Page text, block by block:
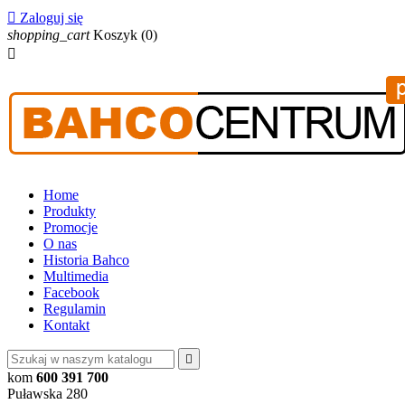
 Zaloguj się
shopping_cart Koszyk (0)

Home
Produkty
Promocje
O nas
Historia Bahco
Multimedia
Facebook
Regulamin
Kontakt

kom 600 391 700
Puławska 280